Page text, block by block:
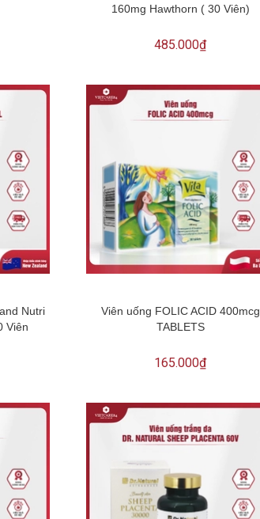
160mg Hawthorn ( 30 Viên)
485.000₫
Nutri
Viên
Viên uống FOLIC ACID 400mcg
TABLETS
165.000₫